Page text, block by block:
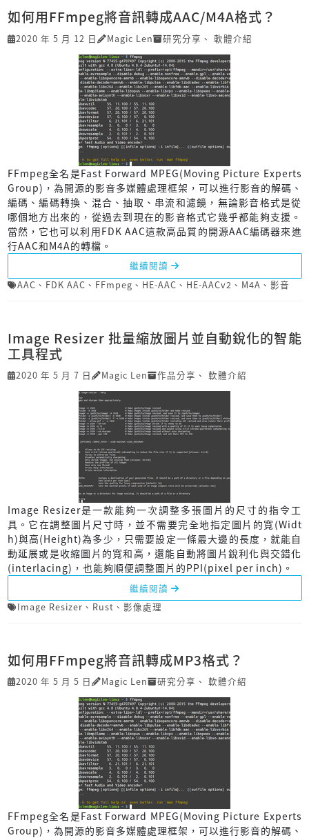
如何用FFmpeg將音訊轉成AAC/M4A格式？
2020 年 5 月 12 日 Magic Len 研究分享 、 軟體介紹
FFmpeg全名是Fast Forward MPEG(Moving Picture Experts
Group)，為開源的影音多媒體處理框架，可以進行影音的解碼、
編碼、編碼轉換、混合、抽取、串流和濾鏡，無論影音格式是從
哪個地方出來的，從過去到現在的影音格式它幾乎都能夠支援。
當然，它也可以利用FDK AAC這款高品質的開源AAC編碼器來進
行AAC和M4A的轉檔。
繼續閱讀
AAC 、 FDK AAC 、 FFmpeg 、 HE-AAC 、 HE-AACv2 、 M4A 、 影音
Image Resizer 批量縮放圖片並自動銳化的智能
工具程式
2020 年 5 月 7 日 Magic Len 作品分享 、 軟體介紹
Image Resizer是一款能夠一次調整多張圖片的尺寸的指令工
具。它在調整圖片尺寸時，並不需要完全地指定圖片的寬(Widt
h)與高(Height)為多少，只需要設定一條最大邊的長度，就能自
動延展或是收縮圖片的寬和高，還能自動將圖片銳利化與交錯化
(interlacing)，也能夠順便調整圖片的PPI(pixel per inch)。
繼續閱讀
Image Resizer 、 Rust 、 影像處理
如何用FFmpeg將音訊轉成MP3格式？
2020 年 5 月 5 日 Magic Len 研究分享 、 軟體介紹
FFmpeg全名是Fast Forward MPEG(Moving Picture Experts
Group)，為開源的影音多媒體處理框架，可以進行影音的解碼、